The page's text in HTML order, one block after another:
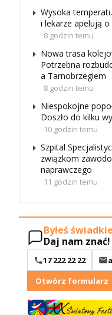
Wysoka
i lekarze apelują
8 godzin temu
Nowa trasa
Potrzebna
a Tarnobrzegiem
8 godzin temu
Niespokojne
Doszło do kilku
10 godzin temu
Szpital
związkom
naprawczego
11 godzin temu
Byłeś
Daj nam znać!
17 222 22 22
Otwórz formularz